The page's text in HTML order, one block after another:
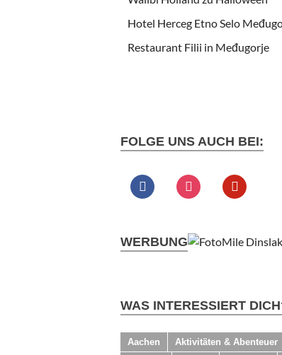
Hotel Herceg Etno Selo
Restaurant Filii in Međugorje
FOLGE UNS AUCH BEI:
WERBUNG
WAS INTERESSIERT
Aachen Aktivitäten & Abenteuer